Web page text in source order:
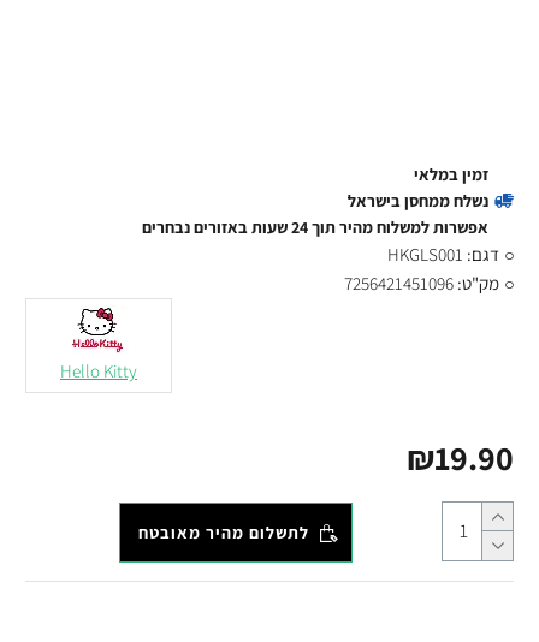
₪19.90
זמין במלאי
נשלח ממחסן בישראל
אפשרות למשלוח מהיר תוך 24 שעות באזורים נבחרים
דגם: HKGLS001
מק"ט: 7256421451096
Hello Kitty
לתשלום מהיר מאובטח